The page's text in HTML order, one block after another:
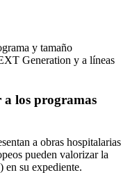
y tamaño
Generation y a líneas
a los programas
a obras hospitalarias
pueden valorizar la
en su expediente.